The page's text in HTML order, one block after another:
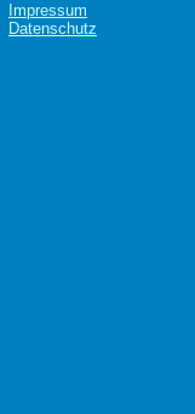
Impressum
Datenschutz